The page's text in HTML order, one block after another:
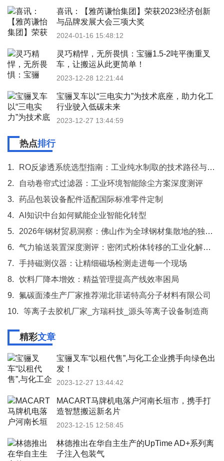
喜讯：【雅芮谦怡集团】荣获2023经济创新
与品牌发展大会三项大奖
2024-01-16 15:48:12
灵巧精悍，无所畏惧：宝骊1.5-2吨平衡重叉
车，让搬运从此更简单！
2023-12-28 12:21:44
宝骊叉车以“三电实力”为技术底座，助力化工
行业驶入低碳未来
2023-12-27 13:44:59
热点排行
1.
RO反渗透系统选型指南：工业纯水制取的技术路径与应用实践
2.
自动卷帘式过滤器：工业环境智能除尘方案深度测评
3.
药品包装设备配件适配国际标准零件定制
4.
AI知识中台如何赋能企业智能化转型
5.
2026年钢材贸易洞察：佛山作为全球钢材集散地的独特优势
6.
气力输送装置深度测评：密闭式粉体转移的工业化解决方案
7.
手持磁测仪器：让精细磁场检测走进每一个现场
8.
饮料厂降本增效：精益管理提高产线效率困局
9.
氟碳面漆生产厂家推荐湖北菲诺特高分子材料有限公司
10.
等离子去胶机厂家_方瑞科技_源头等离子设备制造商
精彩文章
宝骊叉车“以租代售”,与化工企业携手向绿色出
发！
2023-12-27 13:44:42
MACART马牌机电落户河南长垣市，携手打
造智慧搬运新名片
2023-12-15 12:58:45
林德推出在华自主生产的UpTime AD+系列离
子注入包装气